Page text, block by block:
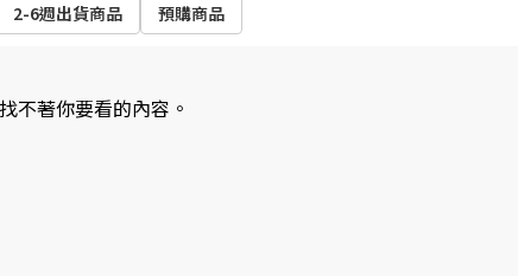
2-6週出貨商品 預購商品
不著你要看的內容。